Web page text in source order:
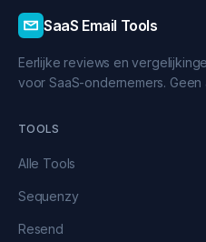
SaaS Email Tools
Eerlijke reviews en
voor SaaS-ondernemers. Geen
TOOLS
Alle Tools
Sequenzy
Resend